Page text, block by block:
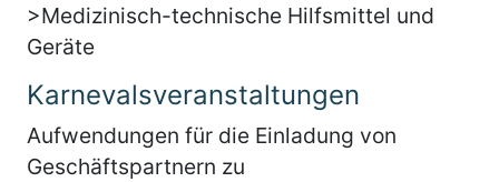
>Medizinisch-technische Hilfsmittel und
Geräte
Karnevalsveranstaltungen
Aufwendungen für die Einladung von
Geschäftspartnern zu